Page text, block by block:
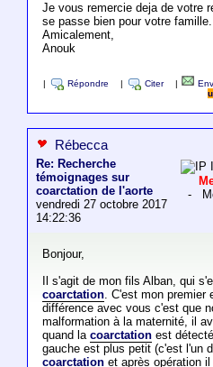
Je vous remercie deja de votre
se passe bien pour votre famille.
Amicalement,
Anouk
Répondre Citer
Rébecca
Re: Recherche
témoignages sur
coarctation de l'aorte
vendredi 27 octobre 2017
14:22:36
-
Bonjour,
Il s'agit de mon fils Alban, qui
coarctation. C'est mon premier
différence avec vous c'est que
malformation à la maternité, il
quand la coarctationest
gauche est plus petit (c'est l'un
coarctationet après opération il